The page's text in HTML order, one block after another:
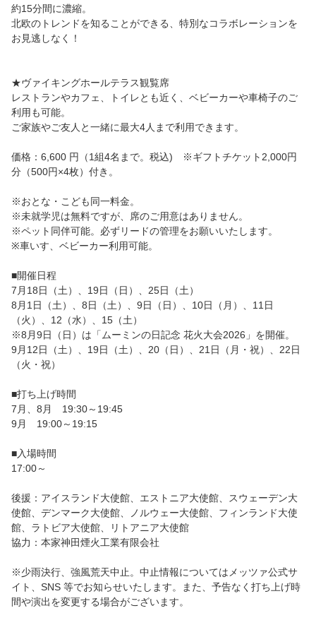
約15分間に濃縮。
北欧のトレンドを知ることができる、特別なコラボレーションを
お見逃しなく！
★ヴァイキングホールテラス観覧席
レストランやカフェ、トイレとも近く、ベビーカーや車椅子のご
利用も可能。
ご家族やご友人と一緒に最大4人まで利用できます。
価格：6,600 円（1組4名まで。税込) ※ギフトチケット2,000円
分（500円×4枚）付き。
※おとな・こども同一料金。
※未就学児は無料ですが、席のご用意はありません。
※ペット同伴可能。必ずリードの管理をお願いいたします。
※車いす、ベビーカー利用可能。
■開催日程
7月18日（土）、19日（日）、25日（土）
8月1日（土）、8日（土）、9日（日）、10日（月）、11日
（火）、12（水）、15（土）
※8月9日（日）は「ムーミンの日記念 花火大会2026」を開催。
9月12日（土）、19日（土）、20（日）、21日（月・祝）、22日
（火・祝）
■打ち上げ時間
7月、8月 19:30～19:45
9月 19:00～19:15
■入場時間
17:00～
後援：アイスランド大使館、エストニア大使館、スウェーデン大
使館、デンマーク大使館、ノルウェー大使館、フィンランド大使
館、ラトビア大使館、リトアニア大使館
協力：本家神田煙火工業有限会社
※少雨決行、強風荒天中止。中止情報についてはメッツァ公式サ
イト、SNS 等でお知らせいたします。また、予告なく打ち上げ時
間や演出を変更する場合がございます。